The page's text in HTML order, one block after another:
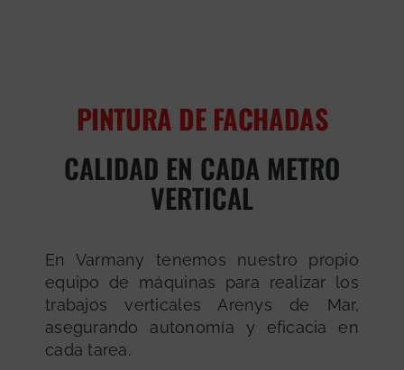
PINTURA DE FACHADAS
CALIDAD EN CADA METRO
VERTICAL
En Varmany tenemos nuestro propio
equipo de máquinas para realizar los
trabajos verticales Arenys de Mar,
asegurando autonomía y eficacia en
cada tarea.